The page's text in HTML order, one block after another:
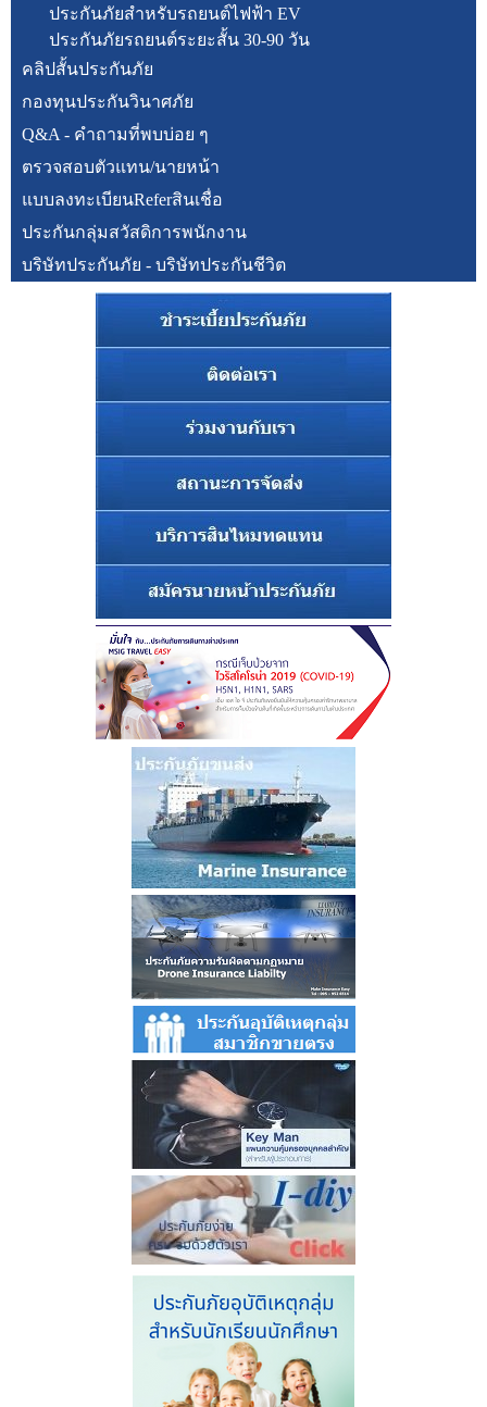
ประกันภัยสำหรับรถยนต์ไฟฟ้า EV
ประกันภัยรถยนต์ระยะสั้น 30-90 วัน
คลิปสั้นประกันภัย
กองทุนประกันวินาศภัย
Q&A - คำถามที่พบบ่อย ๆ
ตรวจสอบตัวแทน/นายหน้า
แบบลงทะเบียนReferสินเชื่อ
ประกันกลุ่มสวัสดิการพนักงาน
บริษัทประกันภัย - บริษัทประกันชีวิต